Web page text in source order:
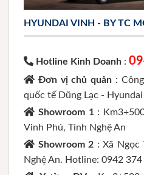
HYUNDAI VINH - BY TC
Hotline Kinh Doanh :
Đơn vị chủ quản :
quốc tế Dũng Lạc -
Showroom 1 :
Vinh Phú, Tỉnh Nghệ An
Showroom 2 : Xã Ngọc
Nghệ An. Hotline: 0942